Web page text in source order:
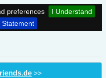
preferences
I Understand
Statement
>>